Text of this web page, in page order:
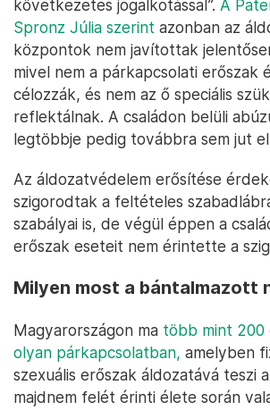
következetes jogalkotással”. A
Spronz Júlia szerint azonban az
központok nem javítottak
mivel nem a párkapcsolati erőszak
célozzák, és nem az ő speciális
reflektálnak. A családon belüli
legtöbbje pedig továbbra sem jut
Az áldozatvédelem erősítése
szigorodtak a feltételes
szabályai is, de végül éppen a
erőszak eseteit nem érintette a
Milyen most a bántalmazott
Magyarországon ma több mint 200
olyan párkapcsolatban, amelyben
szexuális erőszak áldozatává teszi
majdnem felét érinti élete során